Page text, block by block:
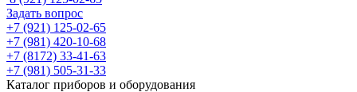
Задать вопрос
+7 (921) 125-02-65
+7 (981) 420-10-68
+7 (8172) 33-41-63
+7 (981) 505-31-33
Каталог приборов и оборудования